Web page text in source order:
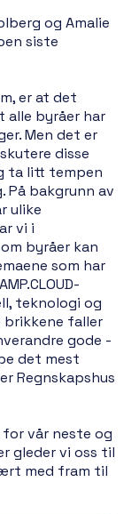
og Amalie
siste
er at det
alle byråer har
Men det er
disse
ta litt tempen
På bakgrunn av
ulike
vi i
byråer kan
som har
teknologi og
brikkene faller
gode -
det mest
Regnskapshus
vår neste og
gleder vi oss til
med fram til